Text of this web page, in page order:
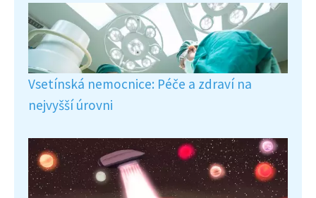
Vsetínská nemocnice: Péče a zdraví na
nejvyšší úrovni